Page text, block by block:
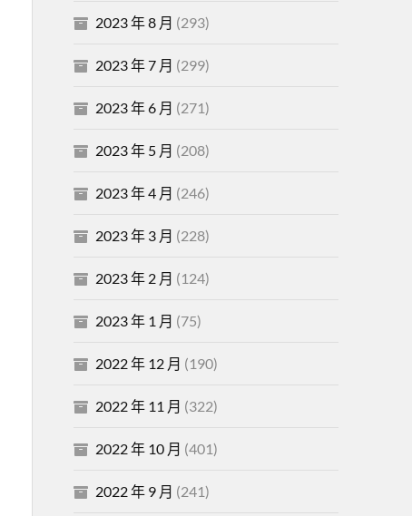
2023 年 8 月 (293)
2023 年 7 月 (299)
2023 年 6 月 (271)
2023 年 5 月 (208)
2023 年 4 月 (246)
2023 年 3 月 (228)
2023 年 2 月 (124)
2023 年 1 月 (75)
2022 年 12 月 (190)
2022 年 11 月 (322)
2022 年 10 月 (401)
2022 年 9 月 (241)